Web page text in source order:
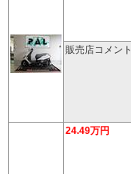
販売店コメント
24.49万円